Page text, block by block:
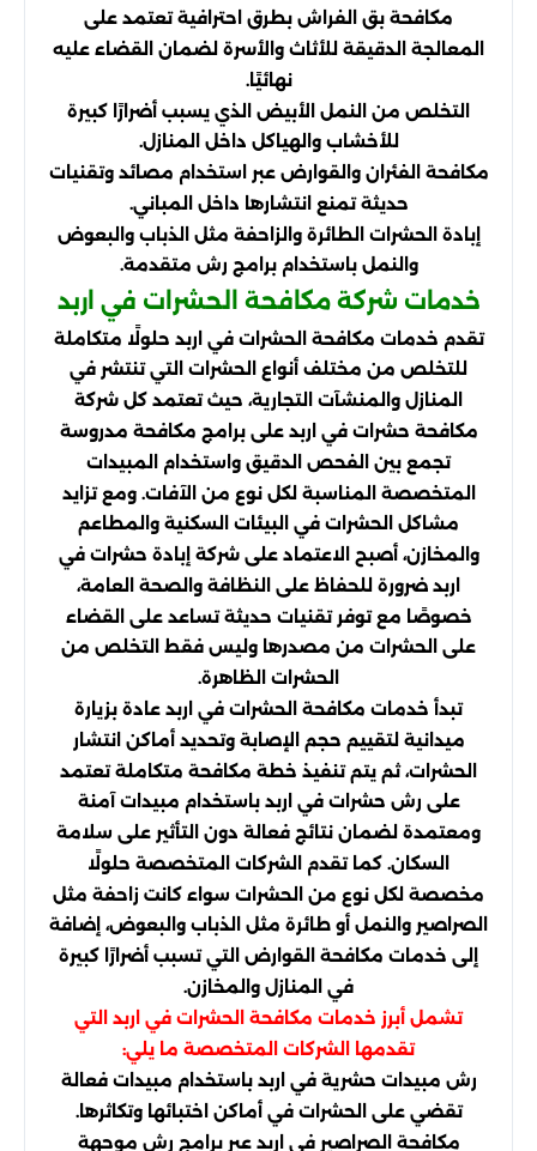
مكافحة بق الفراش بطرق احترافية تعتمد على
المعالجة الدقيقة للأثاث والأسرة لضمان القضاء عليه
نهائيًا.
التخلص من النمل الأبيض الذي يسبب أضرارًا كبيرة
للأخشاب والهياكل داخل المنازل.
مكافحة الفئران والقوارض عبر استخدام مصائد وتقنيات
حديثة تمنع انتشارها داخل المباني.
إبادة الحشرات الطائرة والزاحفة مثل الذباب والبعوض
والنمل باستخدام برامج رش متقدمة.
خدمات شركة مكافحة الحشرات في اربد
تقدم خدمات مكافحة الحشرات في اربد حلولًا متكاملة
للتخلص من مختلف أنواع الحشرات التي تنتشر في
المنازل والمنشآت التجارية، حيث تعتمد كل شركة
مكافحة حشرات في اربد على برامج مكافحة مدروسة
تجمع بين الفحص الدقيق واستخدام المبيدات
المتخصصة المناسبة لكل نوع من الآفات. ومع تزايد
مشاكل الحشرات في البيئات السكنية والمطاعم
والمخازن، أصبح الاعتماد على شركة إبادة حشرات في
اربد ضرورة للحفاظ على النظافة والصحة العامة،
خصوصًا مع توفر تقنيات حديثة تساعد على القضاء
على الحشرات من مصدرها وليس فقط التخلص من
الحشرات الظاهرة.
تبدأ خدمات مكافحة الحشرات في اربد عادة بزيارة
ميدانية لتقييم حجم الإصابة وتحديد أماكن انتشار
الحشرات، ثم يتم تنفيذ خطة مكافحة متكاملة تعتمد
على رش حشرات في اربد باستخدام مبيدات آمنة
ومعتمدة لضمان نتائج فعالة دون التأثير على سلامة
السكان. كما تقدم الشركات المتخصصة حلولًا
مخصصة لكل نوع من الحشرات سواء كانت زاحفة مثل
الصراصير والنمل أو طائرة مثل الذباب والبعوض، إضافة
إلى خدمات مكافحة القوارض التي تسبب أضرارًا كبيرة
في المنازل والمخازن.
تشمل أبرز خدمات مكافحة الحشرات في اربد التي
تقدمها الشركات المتخصصة ما يلي:
رش مبيدات حشرية في اربد باستخدام مبيدات فعالة
تقضي على الحشرات في أماكن اختبائها وتكاثرها.
مكافحة الصراصير في اربد عبر برامج رش موجهة